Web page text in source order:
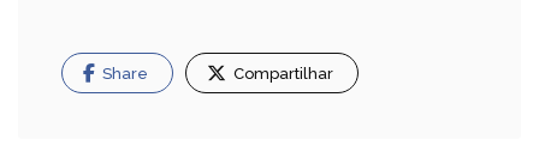
Share Compartilhar